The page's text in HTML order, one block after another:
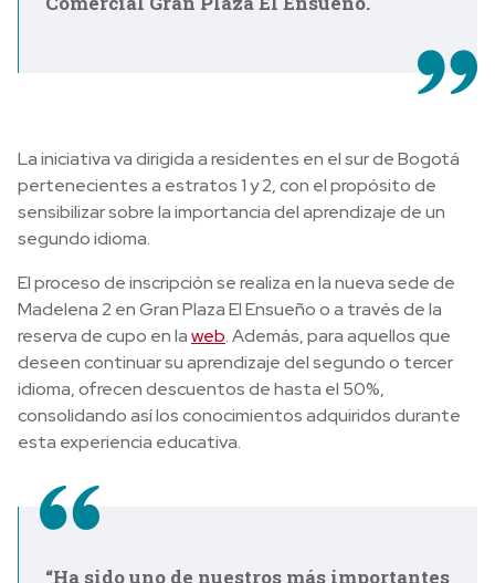
La iniciativa va dirigida a residentes en el sur de Bogotá
pertenecientes a estratos 1 y 2, con el propósito de
sensibilizar sobre la importancia del aprendizaje de un
segundo idioma.
El proceso de inscripción se realiza en la nueva sede de
Madelena 2 en Gran Plaza El Ensueño o a través de la
reserva de cupo en laweb. Además, para aquellos que
deseen continuar su aprendizaje del segundo o tercer
idioma, ofrecen descuentos de hasta el 50%,
consolidando así los conocimientos adquiridos durante
esta experiencia educativa.
“Ha sido uno de nuestros más importantes